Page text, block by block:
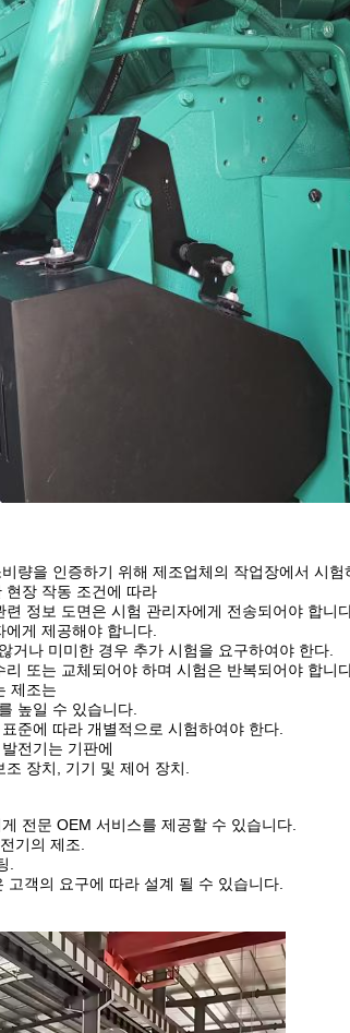
량을 인증하기 위해 제조업체의 작업장에서 시험
현장 작동 조건에 따라
정보 도면은 시험 관리자에게 전송되어야 합니
게 제공해야 합니다.
거나 미미한 경우 추가 시험을 요구하여야 한다.
또는 교체되어야 하며 시험은 반복되어야 합니
제조는
높일 수 있습니다.
준에 따라 개별적으로 시험하여야 한다.
전기는 기판에
장치, 기기 및 제어 장치.
전문 OEM 서비스를 제공할 수 있습니다.
기의 제조.
.
객의 요구에 따라 설계 될 수 있습니다.